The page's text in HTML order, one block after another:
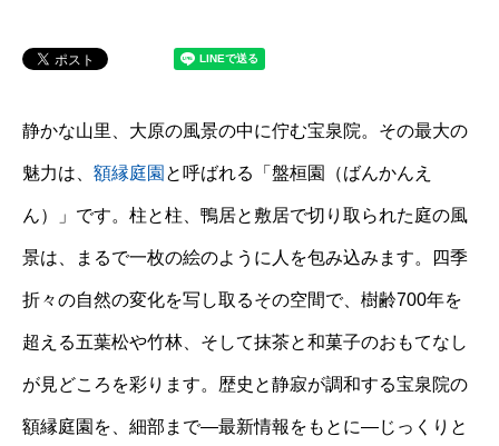
静かな山里、大原の風景の中に佇む宝泉院。その最大の
魅力は、 額縁庭園 と呼ばれる「盤桓園（ばんかんえ
ん）」です。柱と柱、鴨居と敷居で切り取られた庭の風
景は、まるで一枚の絵のように人を包み込みます。四季
折々の自然の変化を写し取るその空間で、樹齢700年を
超える五葉松や竹林、そして抹茶と和菓子のおもてなし
が見どころを彩ります。歴史と静寂が調和する宝泉院の
額縁庭園を、細部まで—最新情報をもとに—じっくりと